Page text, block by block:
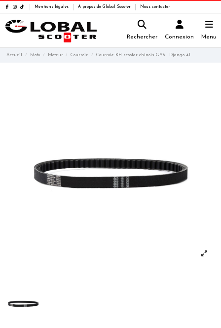
Mentions légales A propos de Global Scooter Nous contacter
Rechercher Connexion Menu
Accueil Moto Moteur Courroie Courroie KH scooter chinois GY6 - Django 4T